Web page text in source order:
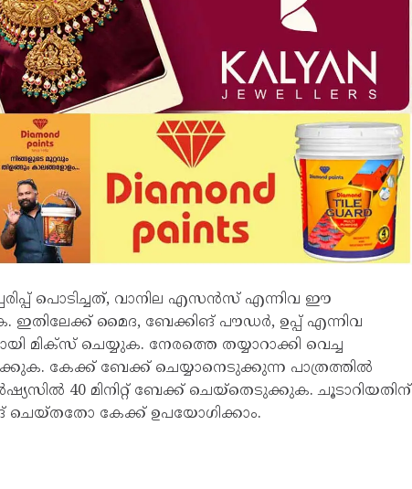
പൊടിച്ചത്, വാനില എസന്‍സ് എന്നിവ ഈ
ഇതിലേക്ക് മൈദ, ബേക്കിങ് പൗഡര്‍, ഉപ്പ് എന്നിവ
മിക്‌സ് ചെയ്യുക. നേരത്തെ തയ്യാറാക്കി വെച്ച
കേക്ക് ബേക്ക് ചെയ്യാനെടുക്കുന്ന പാത്രത്തില്‍
40 മിനിറ്റ് ബേക്ക് ചെയ്തെടുക്കുക. ചൂടാറിയതിന്
ചെയ്തതോ കേക്ക് ഉപയോഗിക്കാം.